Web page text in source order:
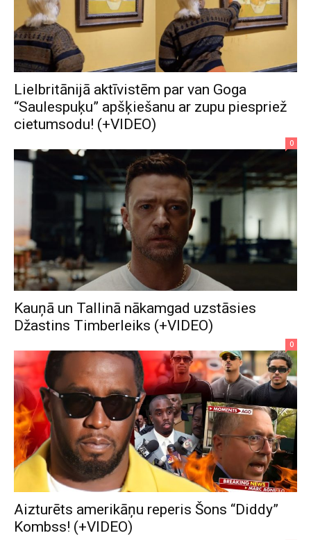
Lielbritānijā aktīvistēm par van Goga
“Saulespuķu” apšķiešanu ar zupu piespriež
cietumsodu! (+VIDEO)
0
Kauņā un Tallinā nākamgad uzstāsies
Džastins Timberleiks (+VIDEO)
0
Aizturēts amerikāņu reperis Šons “Diddy”
Kombss! (+VIDEO)